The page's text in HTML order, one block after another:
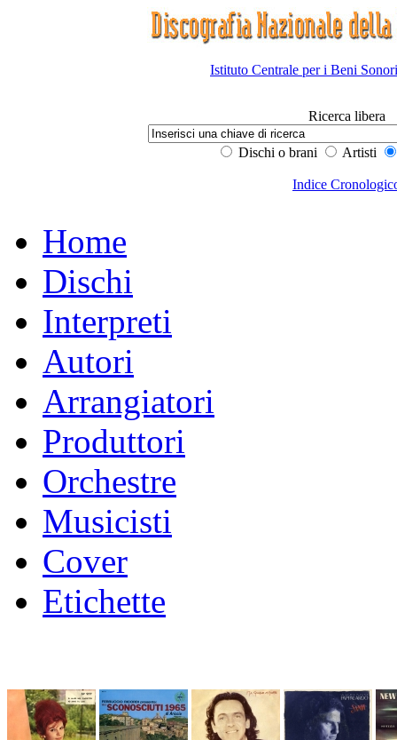
Istituto Centrale per i Beni
Ricerca libera
Dischi o brani Artisti
Indice
Home
Dischi
Interpreti
Autori
Arrangiatori
Produttori
Orchestre
Musicisti
Cover
Etichette